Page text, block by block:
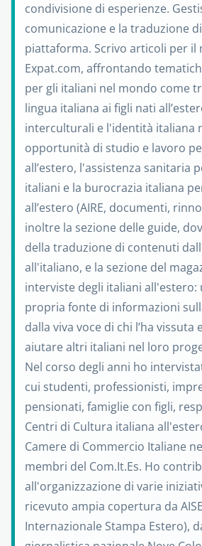
condivisione di esperienze.
comunicazione e la traduzione
piattaforma. Scrivo articoli per il
Expat.com, affrontando
per gli italiani nel mondo come
lingua italiana ai figli nati
interculturali e l'identità italiana
opportunità di studio e lavoro
all’estero, l'assistenza sanitaria
italiani e la burocrazia italiana
all’estero (AIRE, documenti,
inoltre la sezione delle guide,
della traduzione di contenuti
all'italiano, e la sezione del
interviste degli italiani all'estero:
propria fonte di informazioni
dalla viva voce di chi l’ha vissuta
aiutare altri italiani nel loro
Nel corso degli anni ho
cui studenti, professionisti,
pensionati, famiglie con figli,
Centri di Cultura italiana
Camere di Commercio Italiane
membri del Com.It.Es. Ho
all'organizzazione di varie
ricevuto ampia copertura da
Internazionale Stampa Estero),